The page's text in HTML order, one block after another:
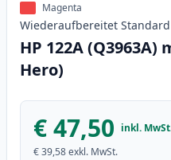
Magenta
Wiederaufbereitet Standard
HP 122A
Hero)
€ 47,50 inkl.
€ 39,58exkl. MwSt.